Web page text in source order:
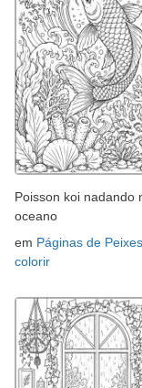
Poisson koi nadando
oceano
em Páginas de
colorir